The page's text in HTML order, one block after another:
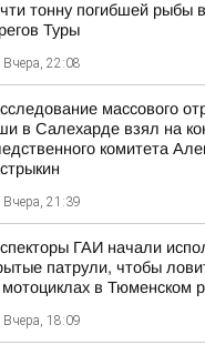
тонну погибшей рыбы
Туры
Вчера, 22:08
массового
в Салехарде взял на
комитета
Вчера, 21:39
ГАИ начали
патрули, чтобы
мотоциклах в Тюменском
Вчера, 18:09